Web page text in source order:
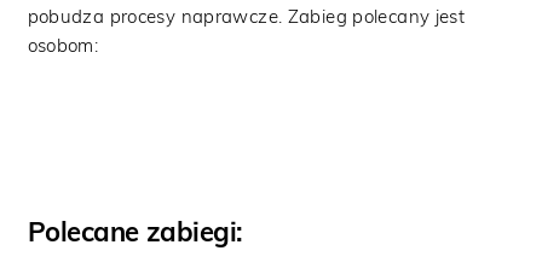
pobudza procesy naprawcze. Zabieg polecany jest
osobom:
Polecane zabiegi: